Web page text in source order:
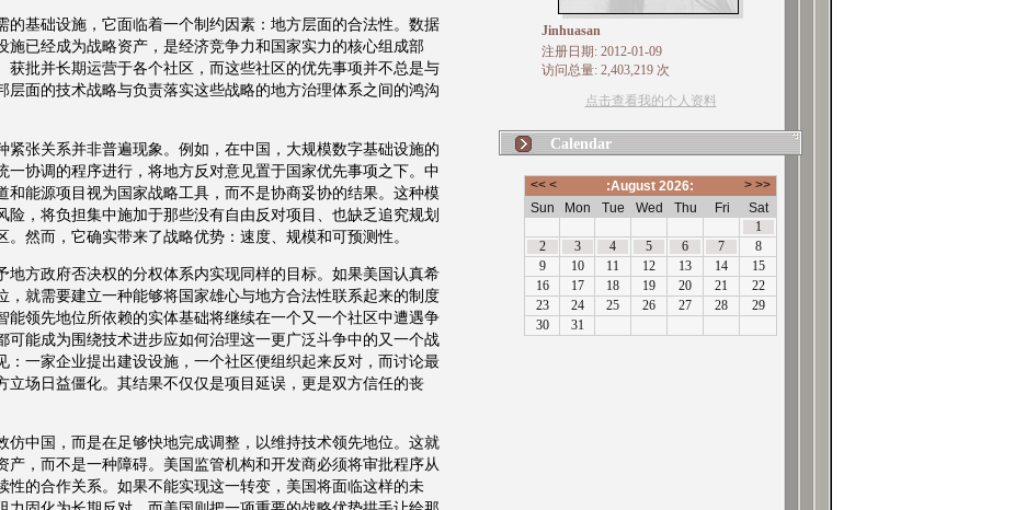
的基础设施，它面临着一个制约因素：地方层面的合法性。数据
施已经成为战略资产，是经济竞争力和国家实力的核心组成部
获批并长期运营于各个社区，而这些社区的优先事项并不总是与
层面的技术战略与负责落实这些战略的地方治理体系之间的鸿沟
紧张关系并非普遍现象。例如，在中国，大规模数字基础设施的
一协调的程序进行，将地方反对意见置于国家优先事项之下。中
和能源项目视为国家战略工具，而不是协商妥协的结果。这种模
险，将负担集中施加于那些没有自由反对项目、也缺乏追究规划
然而，它确实带来了战略优势：速度、规模和可预测性。
地方政府否决权的分权体系内实现同样的目标。如果美国认真希
，就需要建立一种能够将国家雄心与地方合法性联系起来的制度
能领先地位所依赖的实体基础将继续在一个又一个社区中遭遇争
可能成为围绕技术进步应如何治理这一更广泛斗争中的又一个战
：一家企业提出建设设施，一个社区便组织起来反对，而讨论最
立场日益僵化。其结果不仅仅是项目延误，更是双方信任的丧
仿中国，而是在足够快地完成调整，以维持技术领先地位。这就
产，而不是一种障碍。美国监管机构和开发商必须将审批程序从
性的合作关系。如果不能实现这一转变，美国将面临这样的未
Jinhuasan
注册日期: 2012-01-09
访问总量: 2,403,219 次
点击查看我的个人资料
Calendar